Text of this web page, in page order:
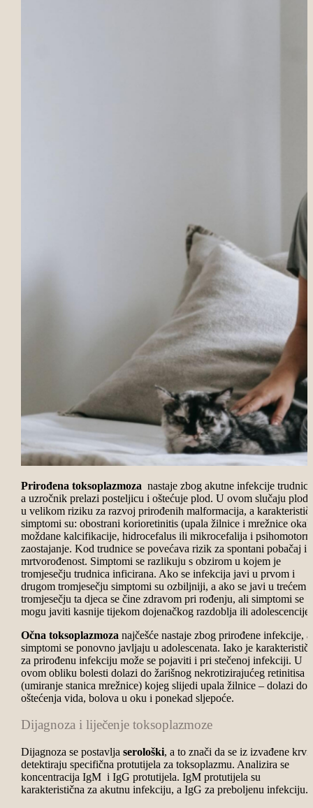
Prirođena toksoplazmoza nastaje zbog akutne infekcije
a uzročnik prelazi posteljicu i oštećuje plod. U ovom slučaju plod
u velikom riziku za razvoj prirođenih malformacija, a
simptomi su: obostrani korioretinitis (upala žilnice i mrežnice oka),
moždane kalcifikacije, hidrocefalus ili mikrocefalija i
zaostajanje. Kod trudnice se povećava rizik za spontani pobačaj i
mrtvorođenost. Simptomi se razlikuju s obzirom u kojem je
tromjesečju trudnica inficirana. Ako se infekcija javi u prvom i
drugom tromjesečju simptomi su ozbiljniji, a ako se javi u trećem
tromjesečju ta djeca se čine zdravom pri rođenju, ali simptomi se
mogu javiti kasnije tijekom dojenačkog razdoblja ili
Očna toksoplazmoza najčešće nastaje zbog prirođene infekcije, a
simptomi se ponovno javljaju u adolescenata. Iako je
za prirođenu infekciju može se pojaviti i pri stečenoj infekciji. U
ovom obliku bolesti dolazi do žarišnog nekrotizirajućeg retinitisa
(umiranje stanica mrežnice) kojeg slijedi upala žilnice – dolazi do
oštećenja vida, bolova u oku i ponekad sljepoće.
Dijagnoza i liječenje toksoplazmoze
Dijagnoza se postavlja serološki, a to znači da se iz izvađene krvi
detektiraju specifična protutijela za toksoplazmu. Analizira se
koncentracija IgM i IgG protutijela. IgM protutijela su
karakteristična za akutnu infekciju, a IgG za preboljenu infekciju.